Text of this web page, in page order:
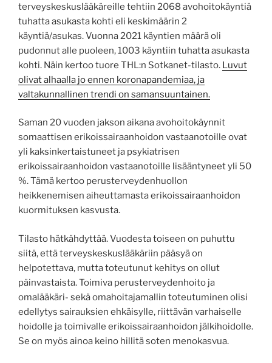
terveyskeskuslääkäreille tehtiin 2068 avohoitokäyntiä
tuhatta asukasta kohti eli keskimäärin 2
käyntiä/asukas. Vuonna 2021 käyntien määrä oli
pudonnut alle puoleen, 1003 käyntiin tuhatta asukasta
kohti. Näin kertoo tuore THL:n Sotkanet-tilasto. Luvut
olivat alhaalla jo ennen koronapandemiaa, ja
valtakunnallinen trendi on samansuuntainen.
Saman 20 vuoden jakson aikana avohoitokäynnit
somaattisen erikoissairaanhoidon vastaanotoille ovat
yli kaksinkertaistuneet ja psykiatrisen
erikoissairaanhoidon vastaanotoille lisääntyneet yli 50
%. Tämä kertoo perusterveydenhuollon
heikkenemisen aiheuttamasta erikoissairaanhoidon
kuormituksen kasvusta.
Tilasto hätkähdyttää. Vuodesta toiseen on puhuttu
siitä, että terveyskeskuslääkäriin pääsyä on
helpotettava, mutta toteutunut kehitys on ollut
päinvastaista. Toimiva perusterveydenhoito ja
omalääkäri- sekä omahoitajamallin toteutuminen olisi
edellytys sairauksien ehkäisylle, riittävän varhaiselle
hoidolle ja toimivalle erikoissairaanhoidon jälkihoidolle.
Se on myös ainoa keino hillitä soten menokasvua.